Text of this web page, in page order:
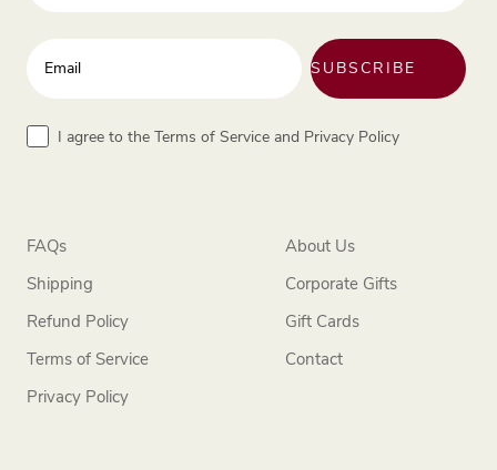
Enter your email address
SUBSCRIBE
TermsI agree to the Terms of Service and Privacy Policy
FAQs
Shipping
Refund Policy
Terms of Service
Privacy Policy
About Us
Corporate Gifts
Gift Cards
Contact